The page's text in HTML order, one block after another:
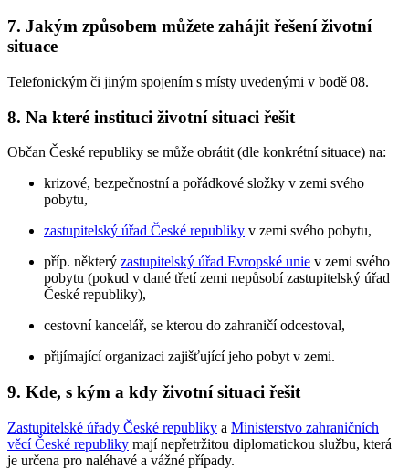
7. Jakým způsobem můžete zahájit řešení životní
situace
Telefonickým či jiným spojením s místy uvedenými v bodě 08.
8. Na které instituci životní situaci řešit
Občan České republiky se může obrátit (dle konkrétní situace) na:
krizové, bezpečnostní a pořádkové složky v zemi svého
pobytu,
zastupitelský úřad České republiky v zemi svého pobytu,
příp. některý zastupitelský úřad Evropské unie v zemi svého
pobytu (pokud v dané třetí zemi nepůsobí zastupitelský úřad
České republiky),
cestovní kancelář, se kterou do zahraničí odcestoval,
přijímající organizaci zajišťující jeho pobyt v zemi.
9. Kde, s kým a kdy životní situaci řešit
Zastupitelské úřady České republiky a Ministerstvo zahraničních
věcí České republiky mají nepřetržitou diplomatickou službu, která
je určena pro naléhavé a vážné případy.